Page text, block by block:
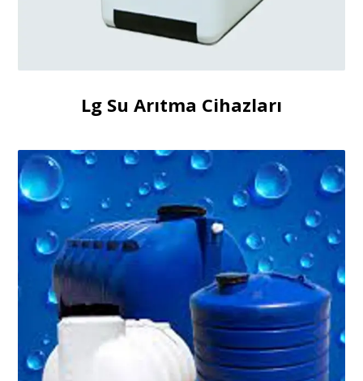
Lg Su Arıtma Cihazları